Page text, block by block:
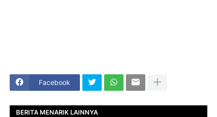
Facebook
BERITA MENARIK LAINNYA